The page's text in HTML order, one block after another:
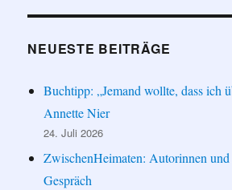
NEUESTE BEITRÄGE
Buchtipp: „Jemand wollte, dass ich
Annette Nier
24. Juli 2026
ZwischenHeimaten: Autorinnen
Gespräch